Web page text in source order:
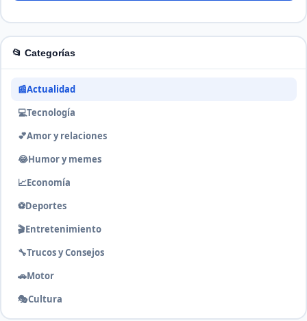
📂 Categorías
📰Actualidad
💻Tecnología
💕Amor y relaciones
😂Humor y memes
📈Economía
⚽Deportes
🎬Entretenimiento
🔧Trucos y Consejos
🚗Motor
🎭Cultura